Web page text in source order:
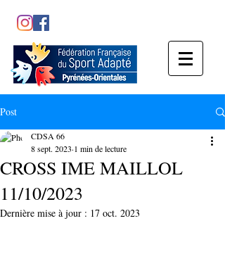
Post
CROSS IME MAILLOL
11/10/2023
CDSA 66
8 sept. 2023 1 min de lecture
Dernière mise à jour : 17 oct. 2023